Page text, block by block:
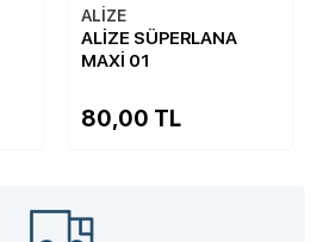
ALİZE
ALİZE SÜPERLANA
MAXİ 01
80,00 TL